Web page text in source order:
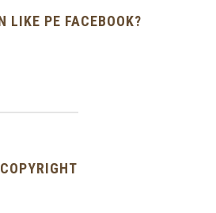
LIKE PE FACEBOOK?
COPYRIGHT